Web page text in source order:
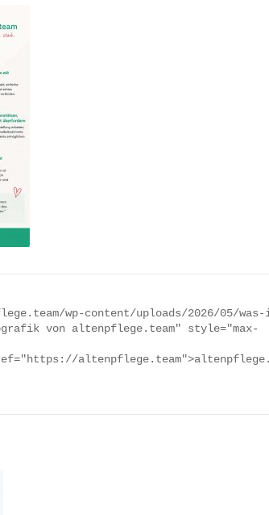
von altenpflege.team" style="max-